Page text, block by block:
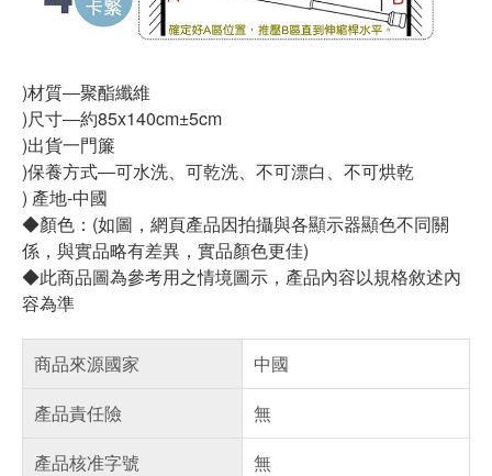
)材質―聚酯纖維
)尺寸―約85x140cm±5cm
)出貨一門簾
)保養方式―可水洗、可乾洗、不可漂白、不可烘乾
) 產地-中國
◆顏色：(如圖，網頁產品因拍攝與各顯示器顯色不同關
係，與實品略有差異，實品顏色更佳)
◆此商品圖為參考用之情境圖示，產品內容以規格敘述內
容為準
商品來源國家
中國
產品責任險
無
產品核准字號
無